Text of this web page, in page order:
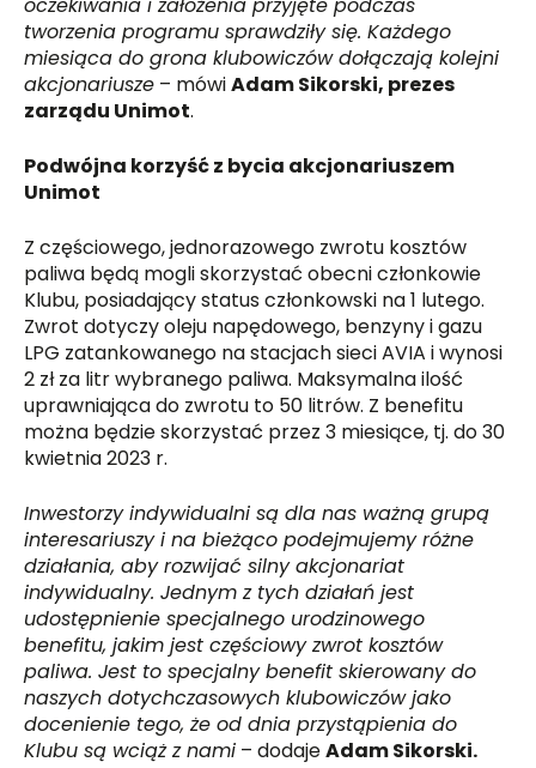
tworzenia programu sprawdziły się. Każdego
miesiąca do grona klubowiczów dołączają kolejni
akcjonariusze – mówiAdam Sikorski, prezes
zarządu Unimot.
Podwójna korzyść z bycia akcjonariuszem
Unimot
Z częściowego, jednorazowego zwrotu kosztów
paliwa będą mogli skorzystać obecni członkowie
Klubu, posiadający status członkowski na 1 lutego.
Zwrot dotyczy oleju napędowego, benzyny i gazu
LPG zatankowanego na stacjach sieci AVIA i wynosi
2 zł za litr wybranego paliwa. Maksymalna ilość
uprawniająca do zwrotu to 50 litrów. Z benefitu
można będzie skorzystać przez 3 miesiące, tj. do 30
kwietnia 2023 r.
Inwestorzy indywidualni są dla nas ważną grupą
interesariuszy i na bieżąco podejmujemy różne
działania, aby rozwijać silny akcjonariat
indywidualny. Jednym z tych działań jest
udostępnienie specjalnego urodzinowego
benefitu, jakim jest częściowy zwrot kosztów
paliwa. Jest to specjalny benefit skierowany do
naszych dotychczasowych klubowiczów jako
docenienie tego, że od dnia przystąpienia do
Klubu są wciąż z nami – dodajeAdam Sikorski.